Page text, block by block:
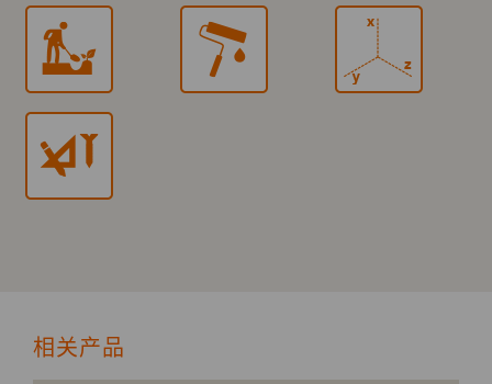
相关产品